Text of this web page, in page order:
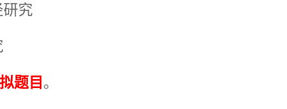
究
题目 。